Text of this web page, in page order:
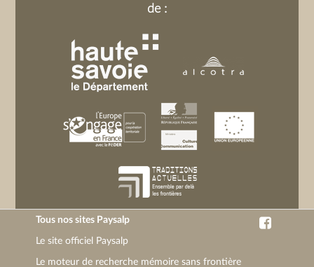
de :
Tous nos sites Paysalp
Le site officiel Paysalp
Le moteur de recherche mémoire sans frontière